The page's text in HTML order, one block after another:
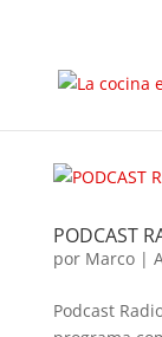
PODCAST
por Marco|
Podcast